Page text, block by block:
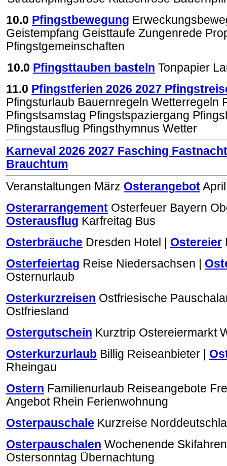
10.0 Pfingstbewegung
Geistempfang Geisttaufe Zungenrede
Pfingstgemeinschaften
10.0 Pfingsttauben basteln Tonpapier
11.0 Pfingstferien 2026 2027
Pfingsturlaub Bauernregeln Wetterregeln
Pfingstsamstag Pfingstspaziergang
Pfingstausflug Pfingsthymnus Wetter
Karneval 2026 2027 Fasching
Brauchtum
Veranstaltungen März Osterangebot
Osterarrangement Osterfeuer Bayern
Osterausflug Karfreitag Bus
Osterbräuche Dresden Hotel | Ostereier
Osterfeiertag Reise Niedersachsen |
Osternurlaub
Osterkurzreisen Ostfriesische
Ostfriesland
Ostergutschein Kurztrip Ostereiermarkt
Osterkurzurlaub Billig Reiseanbieter |
Rheingau
Ostern Familienurlaub Reiseangebote
Angebot Rhein Ferienwohnung
Osterpauschale Kurzreise
Osterpauschalen Wochenende
Ostersonntag Übernachtung